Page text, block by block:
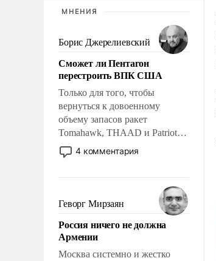
МНЕНИЯ
Борис Джерелиевский
Сможет ли Пентагон
перестроить ВПК США
Только для того, чтобы
вернуться к довоенному
объему запасов ракет
Tomahawk, THAAD и Patriot
США потребуется более трех
лет. Даже небольшая война с
Сложившаяся ситуация
означает многолетний период
уязвимости США, например,
перед Китаем.
4 комментария
Геворг Мирзаян
Россия ничего не должна
Армении
Москва системно и жестко